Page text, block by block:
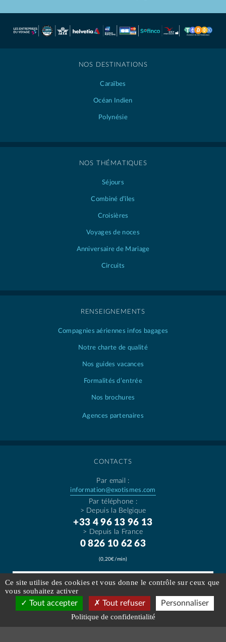
Réservez votre Voyage
à partir de 2202€
NOS DESTINATIONS
Caraïbes
Océan Indien
Polynésie
NOS THÉMATIQUES
Séjours
Combiné d’îles
Croisières
Voyages de noces
Anniversaire de Mariage
Circuits
RENSEIGNEMENTS
Compagnies aériennes infos bagages
Notre charte de qualité
Nos guides vacances
Formalités d’entrée
Nos brochures
Agences partenaires
CONTACTS
Par email :
information@exotismes.com
Par téléphone :
> Depuis la Belgique
+33 4 96 13 96 13
> Depuis la France
0 826 10 62 63
(0,20€/min)
Ce site utilise des cookies et vous donne le contrôle sur ceux que
vous souhaitez activer
Tout accepter
Tout refuser
Personnaliser
Politique de confidentialité